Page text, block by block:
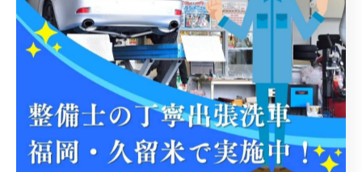
< 前のページ 一覧に戻る 次のページ >
関連タグ
#出張洗車 #丁寧
#3pH洗車